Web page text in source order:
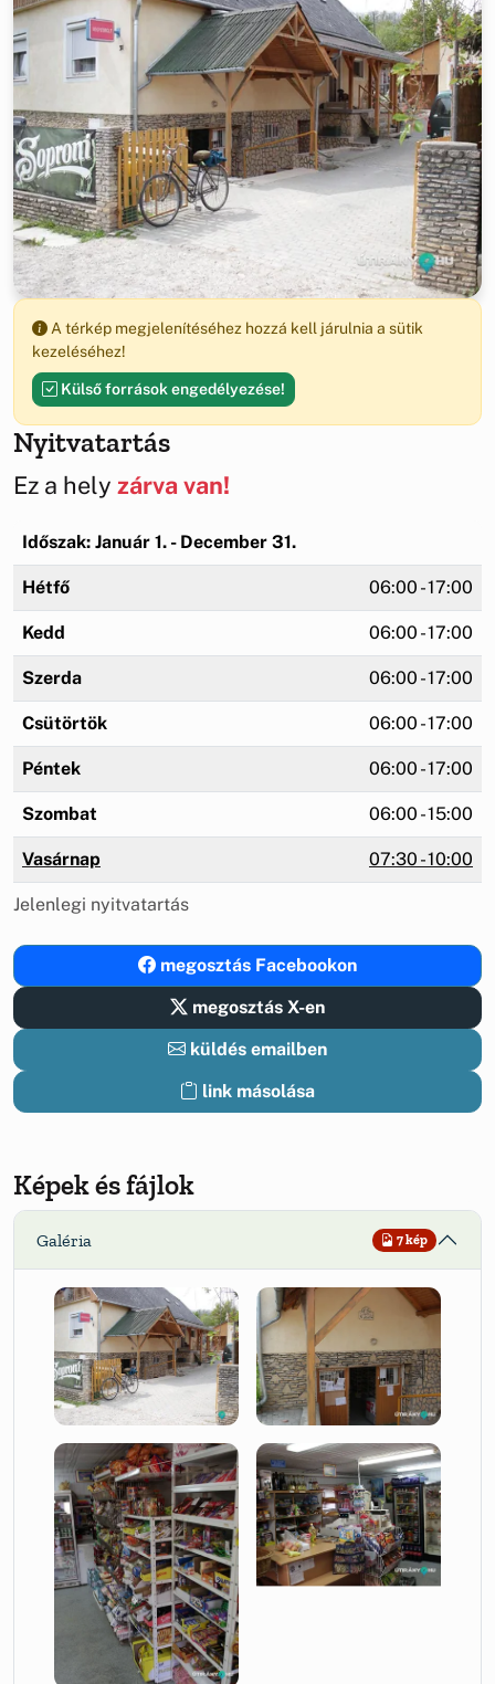
A térkép megjelenítéséhez hozzá kell járulnia a sütik
kezeléséhez!
Külső források engedélyezése!
Nyitvatartás
Ez a hely zárva van!
Időszak: Január 1. - December 31.
Hétfő 06:00 - 17:00
Kedd 06:00 - 17:00
Szerda 06:00 - 17:00
Csütörtök 06:00 - 17:00
Péntek 06:00 - 17:00
Szombat 06:00 - 15:00
Vasárnap 07:30 - 10:00
Jelenlegi nyitvatartás
megosztás Facebookon
megosztás X-en
küldés emailben
link másolása
Képek és fájlok
Galéria 7 kép